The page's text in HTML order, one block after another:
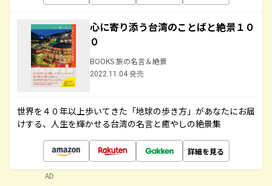
心に寄り添う台湾のことばと絶景１０
０
BOOKS 旅の名言＆絶景
2022.11.04 発売
世界を４０年以上歩いてきた「地球の歩き方」があなたにお届
けする、人生を輝かせる台湾の名言と癒やしの絶景集
詳細を見る
AD